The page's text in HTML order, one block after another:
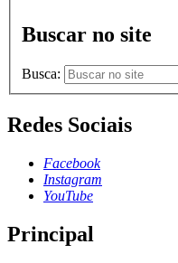
Buscar no site
Busca:
Redes Sociais
Facebook
Instagram
YouTube
Principal